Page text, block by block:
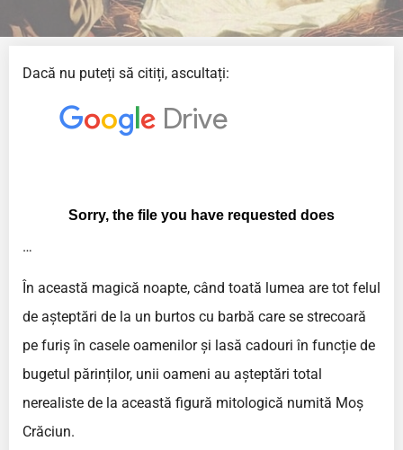
Dacă nu puteți să citiți, ascultați:
…
În această magică noapte, când toată lumea are tot felul
de așteptări de la un burtos cu barbă care se strecoară
pe furiș în casele oamenilor și lasă cadouri în funcție de
bugetul părinților, unii oameni au așteptări total
nerealiste de la această figură mitologică numită Moș
Crăciun.